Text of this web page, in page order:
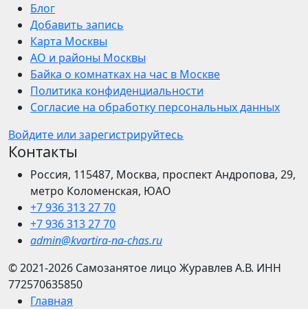
Блог
Добавить запись
Карта Москвы
АО и районы Москвы
Байка о комнатках на час в Москве
Политика конфиденциальности
Согласие на обработку персональных данных
Войдите или зарегистрируйтесь
Контакты
Россия, 115487, Москва, проспект Андропова, 29,
метро Коломенская, ЮАО
+7 936 313 27 70
+7 936 313 27 70
admin@kvartira-na-chas.ru
© 2021-2026 Самозанятое лицо Журавлев А.В. ИНН
772570635850
Главная